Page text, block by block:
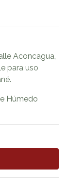
Aconcagua,
para uso
Húmedo